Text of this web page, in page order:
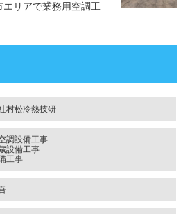
リアで業務用空調工
村松冷熱技研
調設備工事
設備工事
工事